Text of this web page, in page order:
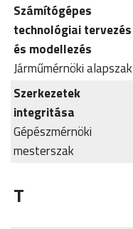
Számítógépes
technológiai tervezés
és modellezés
Járműmérnöki alapszak
Szerkezetek
integritása
Gépészmérnöki
mesterszak
T